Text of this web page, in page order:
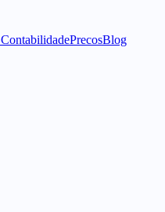
ContabilidadePrecosBlog